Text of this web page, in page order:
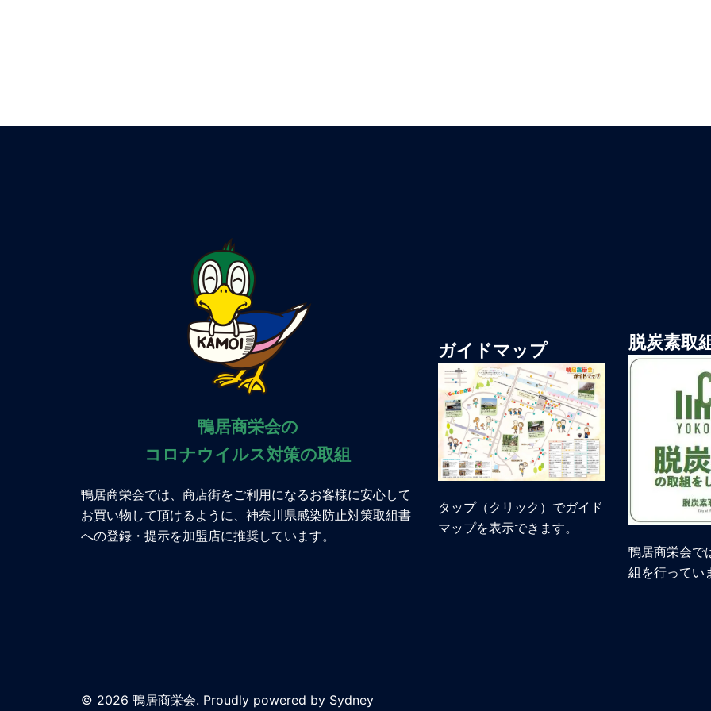
鴨居商栄会の
コロナウイルス対策の取組
鴨居商栄会では、商店街をご利用になるお客様に安心して
お買い物して頂けるように、神奈川県感染防止対策取組書
への登録・提示を加盟店に推奨しています。
ガイドマップ
タップ（クリック）でガイド
マップを表示できます。
脱炭素取
鴨居商栄会で
組を行ってい
© 2026 鴨居商栄会. Proudly powered by Sydney